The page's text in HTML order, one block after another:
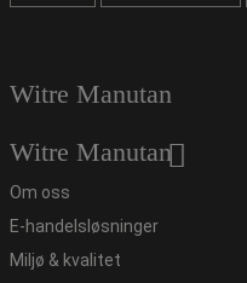
Witre Manutan
Witre Manutan
Om oss
E-handelsløsninger
Miljø & kvalitet